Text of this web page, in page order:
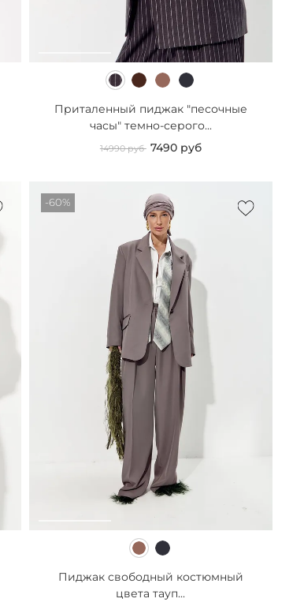
Приталенный пиджак "песочные
часы" темно-серого...
14990 руб 7490 руб
-60%
Пиджак свободный костюмный
цвета тауп...